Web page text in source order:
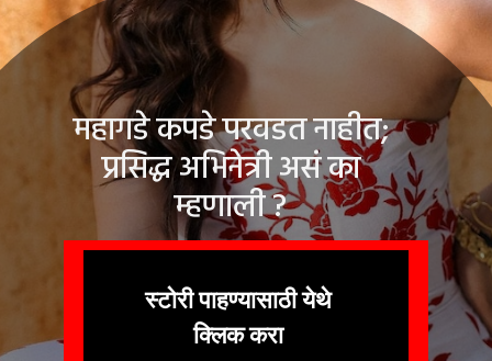
महागडे कपडे परवडत नाहीत;
प्रसिद्ध अभिनेत्री असं का
म्हणाली ?
स्टोरी पाहण्यासाठी येथे
क्लिक करा